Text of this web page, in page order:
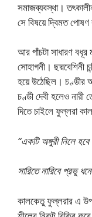
সমাজব্যবস্থা।
সে বিষয়ে দ্বিমত
আর পাঁচটা সাধারণ বধূর
সোহাগনী। ছদ্মবেশিনী
হয়ে উঠেছিল। চণ্ডীর
চণ্ডী দেবী হলেও
দিতে চাইলে ফুল্লরা
“একটি অঙ্গুরী নিলে
সারিতে নারিবে প্রভু
কালকেতু ফুল্লরার এ